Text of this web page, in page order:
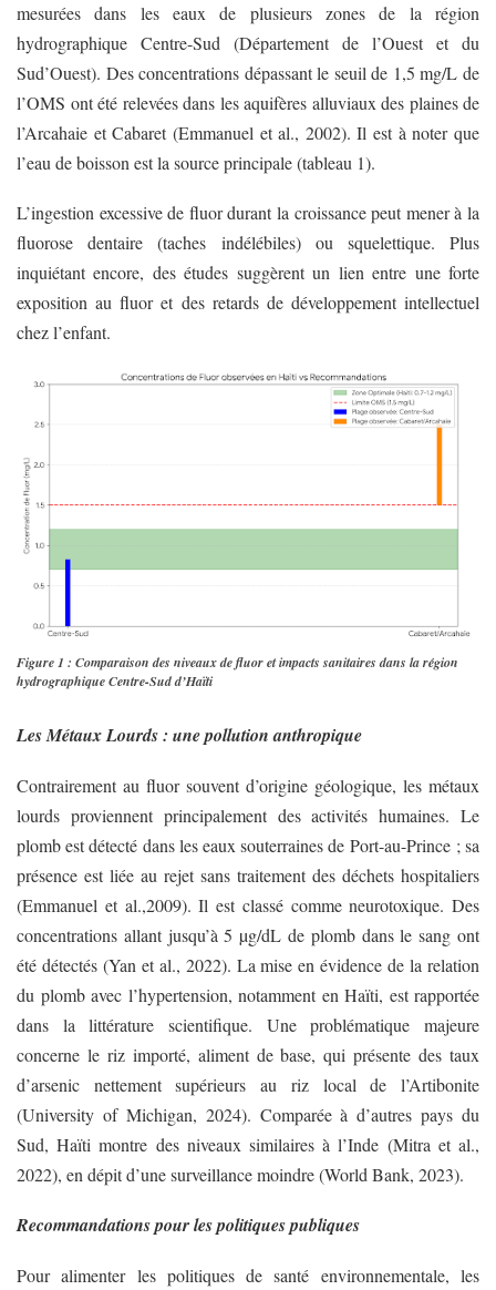
mesurées dans les eaux de plusieurs zones de la région
hydrographique Centre-Sud (Département de l’Ouest et du
Sud’Ouest). Des concentrations dépassant le seuil de 1,5 mg/L de
l’OMS ont été relevées dans les aquifères alluviaux des plaines de
l’Arcahaie et Cabaret (Emmanuel et al., 2002). Il est à noter que
l’eau de boisson est la source principale (tableau 1).
L’ingestion excessive de fluor durant la croissance peut mener à la
fluorose dentaire (taches indélébiles) ou squelettique. Plus
inquiétant encore, des études suggèrent un lien entre une forte
exposition au fluor et des retards de développement intellectuel
chez l’enfant.
Figure 1 : Comparaison des niveaux de fluor et impacts sanitaires dans la région
hydrographique Centre-Sud d’Haïti
Les Métaux Lourds : une pollution anthropique
Contrairement au fluor souvent d’origine géologique, les métaux
lourds proviennent principalement des activités humaines. Le
plomb est détecté dans les eaux souterraines de Port-au-Prince ; sa
présence est liée au rejet sans traitement des déchets hospitaliers
(Emmanuel et al.,2009). Il est classé comme neurotoxique. Des
concentrations allant jusqu’à 5 µg/dL de plomb dans le sang ont
été détectés (Yan et al., 2022). La mise en évidence de la relation
du plomb avec l’hypertension, notamment en Haïti, est rapportée
dans la littérature scientifique. Une problématique majeure
concerne le riz importé, aliment de base, qui présente des taux
d’arsenic nettement supérieurs au riz local de l’Artibonite
(University of Michigan, 2024). Comparée à d’autres pays du
Sud, Haïti montre des niveaux similaires à l’Inde (Mitra et al.,
2022), en dépit d’une surveillance moindre (World Bank, 2023).
Recommandations pour les politiques publiques
Pour alimenter les politiques de santé environnementale, les